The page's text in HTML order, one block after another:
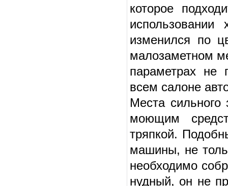
которое
изменился по
малозаметном
параметрах не
всем салоне
Места сильного
моющим
тряпкой.
машины, не
необходимо
нудный, он не